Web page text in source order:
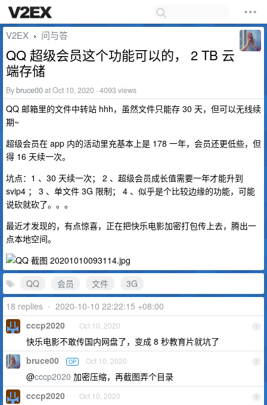
V2EX › 问与答
QQ 超级会员这个功能可以的， 2 TB 云
端存储
Bybruce00at Oct 10, 2020 · 4093 views
QQ 邮箱里的文件中转站 hhh，虽然文件只能存 30 天，但可以无线续
期~
超级会员在 app 内的活动里充基本上是 178 一年，会员还更低些，但
得 16 天续一次。
坑点：1 、30 天续一次； 2 、超级会员成长值需要一年才能升到
svip4 ； 3 、单文件 3G 限制； 4 、似乎是个比较边缘的功能，可能
说砍就砍了。。。
最近才发现的，有点惊喜，正在把快乐电影加密打包传上去，腾出一
点本地空间。
QQ 会员 文件
3G
18 replies • 2020-10-10 22:22:15 +08:00
1
cccp2020 Oct 10, 2020
快乐电影不敢传国内网盘了，变成 8 秒教育片就坑了
2
bruce00 OP Oct 10, 2020
@cccp2020 加密压缩，再截图弄个目录
3
cccp2020 Oct 10, 2020